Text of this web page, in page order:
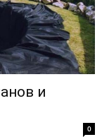
и
0